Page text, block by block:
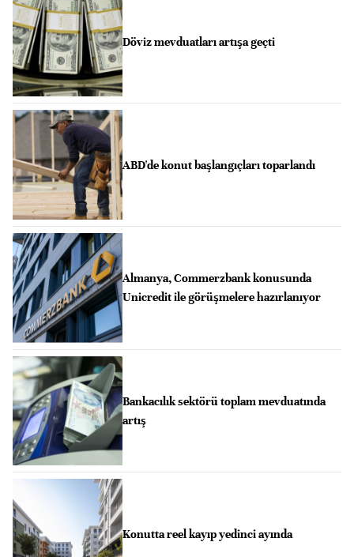
Döviz mevduatları artışa geçti
ABD'de konut başlangıçları toparlandı
Almanya, Commerzbank konusunda
Unicredit ile görüşmelere hazırlanıyor
Bankacılık sektörü toplam mevduatında
artış
Konutta reel kayıp yedinci ayında